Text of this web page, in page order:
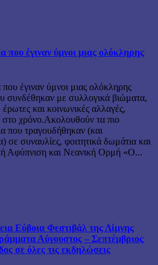
που έγιναν ύμνοι μιας ολόκληρης
έγιναν ύμνοι μιας ολόκληρης
συνδέθηκαν με συλλογικά βιώματα,
έρωτες και κοινωνικές αλλαγές,
στο χρόνο.Ακολουθούν τα πιο
που τραγουδήθηκαν (και
σε συναυλίες, φοιτητικά δωμάτια και
Αφύπνιση και Νεανική Ορμή «Ο...
Εύβοια Φεστιβάλ της Λίμνης
Αύγουστος – Σεπτέμβριος
σε όλες τις εκδηλώσεις